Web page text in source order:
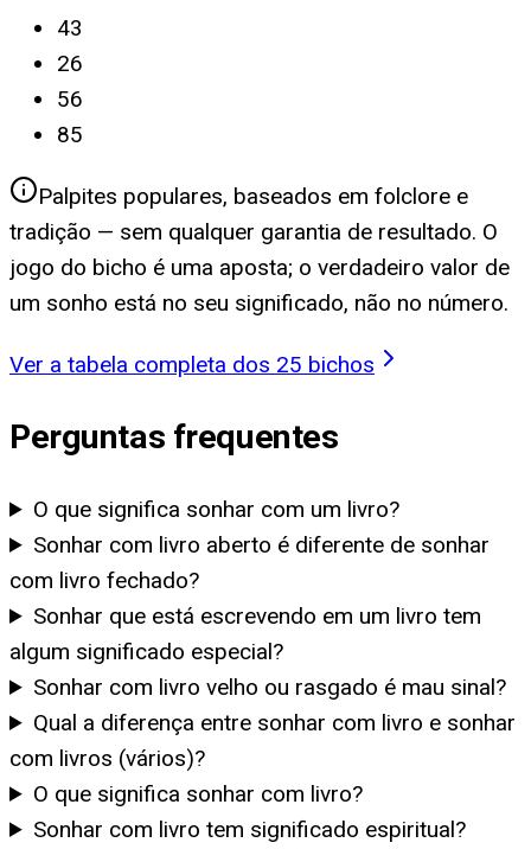
43
26
56
85
Palpites populares, baseados em folclore e
tradição — sem qualquer garantia de resultado. O
jogo do bicho é uma aposta; o verdadeiro valor de
um sonho está no seu significado, não no número.
Ver a tabela completa dos 25 bichos
Perguntas frequentes
O que significa sonhar com um livro?
Sonhar com livro aberto é diferente de sonhar
com livro fechado?
Sonhar que está escrevendo em um livro tem
algum significado especial?
Sonhar com livro velho ou rasgado é mau sinal?
Qual a diferença entre sonhar com livro e sonhar
com livros (vários)?
O que significa sonhar com livro?
Sonhar com livro tem significado espiritual?